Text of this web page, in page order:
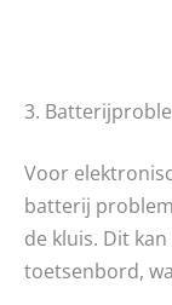
3.
Voor
batterij
de kluis. Dit
toetsenbord,